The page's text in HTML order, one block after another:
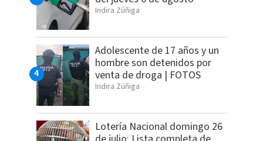
Indira Zúñiga
Adolescente de 17 años y un
hombre son detenidos por
venta de droga | FOTOS
Indira Zúñiga
Lotería Nacional domingo 26